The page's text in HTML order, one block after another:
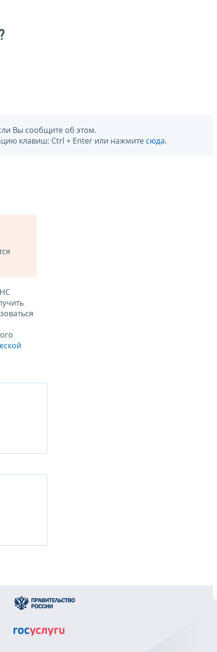
Вы сообщите об этом.
клавиш: Ctrl + Enter или нажмите сюда.